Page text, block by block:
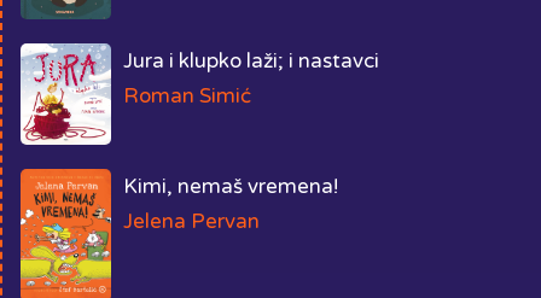
Jura i klupko laži; i nastavci
Roman Simić
Kimi, nemaš vremena!
Jelena Pervan